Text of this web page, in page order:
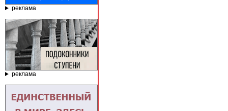
реклама
реклама